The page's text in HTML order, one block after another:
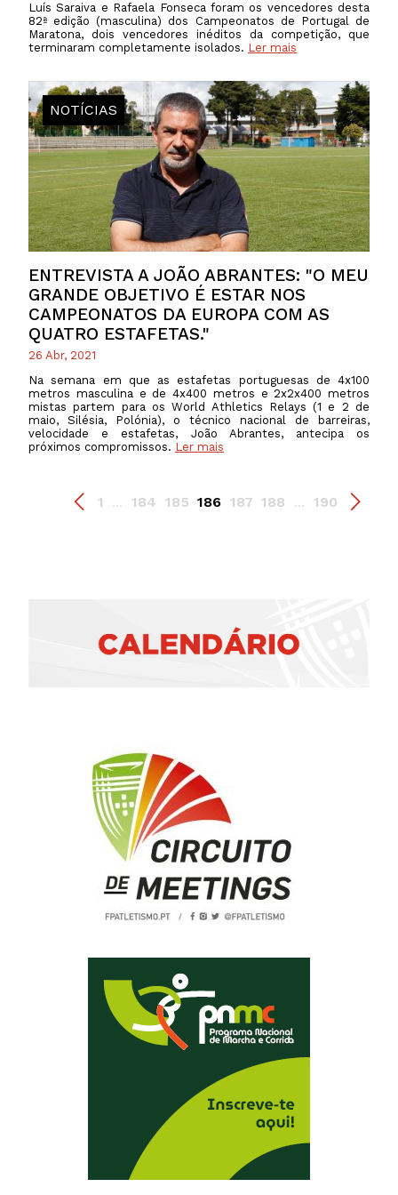
Luís Saraiva e Rafaela Fonseca foram os vencedores desta
82ª edição (masculina) dos Campeonatos de Portugal de
Maratona, dois vencedores inéditos da competição, que
terminaram completamente isolados. Ler mais
ENTREVISTA A JOÃO ABRANTES: "O MEU
GRANDE OBJETIVO É ESTAR NOS
CAMPEONATOS DA EUROPA COM AS
QUATRO ESTAFETAS."
NOTÍCIAS
26 Abr, 2021
Na semana em que as estafetas portuguesas de 4x100
metros masculina e de 4x400 metros e 2x2x400 metros
mistas partem para os World Athletics Relays (1 e 2 de
maio, Silésia, Polónia), o técnico nacional de barreiras,
velocidade e estafetas, João Abrantes, antecipa os
próximos compromissos. Ler mais
1 ... 184 185 186 187 188 ... 190